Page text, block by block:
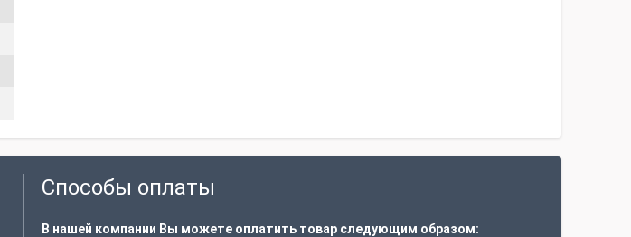
Способы оплаты
В нашей компании Вы можете оплатить товар следующим образом: